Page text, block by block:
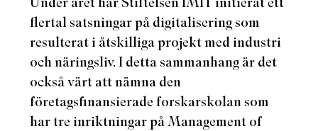
flertal satsningar på digitalisering som
resulterat i åtskilliga projekt med industri
och näringsliv. I detta sammanhang är det
också värt att nämna den
företagsfinansierade forskarskolan som
har tre inriktningar på Management of